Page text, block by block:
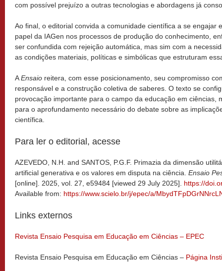
com possível prejuízo a outras tecnologias e abordagens já
Ao final, o editorial convida a comunidade científica a se engajar
papel da IAGen nos processos de produção do conhecimento,
ser confundida com rejeição automática, mas sim com a
as condições materiais, políticas e simbólicas que estruturam
AEnsaio reitera, com esse posicionamento, seu compromisso
responsável e a construção coletiva de saberes. O texto se
provocação importante para o campo da educação em ciências,
para o aprofundamento necessário do debate sobre as
científica.
Para ler o editorial, acesse
AZEVEDO, N.H. and SANTOS, P.G.F. Primazia da dimensão
artificial generativa e os valores em disputa na ciência. Ensaio
[online]. 2025, vol. 27, e59484 [viewed 29 July 2025]. https://
Available from: https://www.scielo.br/j/epec/a/
Links externos
Revista Ensaio Pesquisa em Educação em Ciências – EPEC
Revista Ensaio Pesquisa em Educação em Ciências – Página